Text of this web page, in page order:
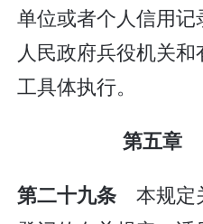
单位或者个人信用
人民政府兵役机关
工具体执行。
第五
第二十九条 本规定